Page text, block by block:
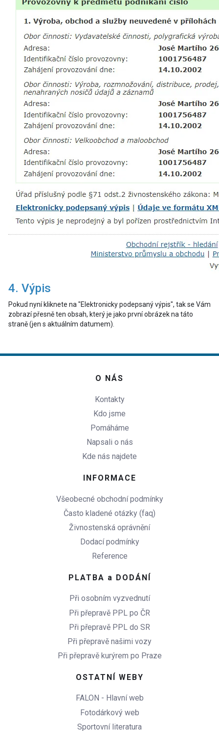
4. Výpis
Pokud nyní kliknete na "Elektronicky podepsaný výpis", tak se Vám
zobrazí přesně ten obsah, který je jako první obrázek na táto
straně (jen s aktuálním datumem).
O NÁS
Kontakty
Kdo jsme
Pomáháme
Napsali o nás
Kde nás najdete
INFORMACE
Všeobecné obchodní podmínky
Často kladené otázky (faq)
Živnostenská oprávnění
Dodací podmínky
Reference
PLATBA a DODÁNÍ
Při osobním vyzvednutí
Při přepravě PPL po ČR
Při přepravě PPL do SR
Při přepravě našimi vozy
Při přepravě kurýrem po Praze
OSTATNÍ WEBY
FALON - Hlavní web
Fotodárkový web
Sportovní literatura